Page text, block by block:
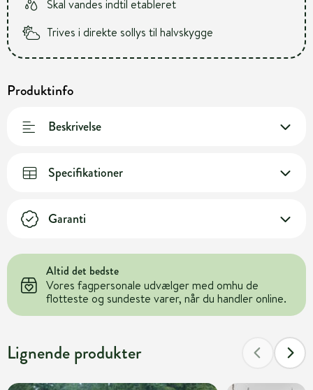
Skal vandes indtil etableret
Trives i direkte sollys til halvskygge
Produktinfo
Beskrivelse
Specifikationer
Garanti
Altid det bedste
Vores fagpersonale udvælger med omhu de
flotteste og sundeste varer, når du handler online.
Lignende produkter